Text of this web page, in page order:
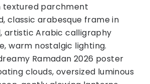
textured parchment
classic arabesque frame in
artistic Arabic calligraphy
warm nostalgic lighting.
Ramadan 2026 poster
clouds, oversized luminous